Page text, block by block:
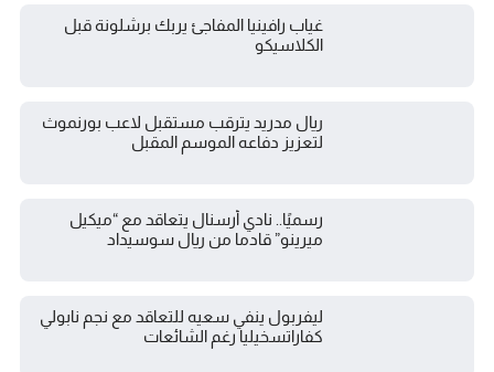
غياب رافينيا المفاجئ يربك برشلونة قبل
الكلاسيكو
ريال مدريد يترقب مستقبل لاعب بورنموث
لتعزيز دفاعه الموسم المقبل
رسميًا.. نادي أرسنال يتعاقد مع “ميكيل
ميرينو” قادما من ريال سوسيداد
ليفربول ينفي سعيه للتعاقد مع نجم نابولي
كفاراتسخيليا رغم الشائعات